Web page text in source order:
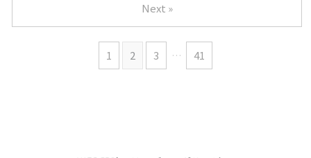
1 2 3 … 41
Next »